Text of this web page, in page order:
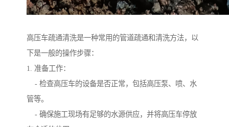
高压车疏通清洗是一种常用的管道疏通和清洗方法，以
下是一般的操作步骤：
1. 准备工作：
- 检查高压车的设备是否正常，包括高压泵、喷、水
管等。
- 确保施工现场有足够的水源供应，并将高压车停放